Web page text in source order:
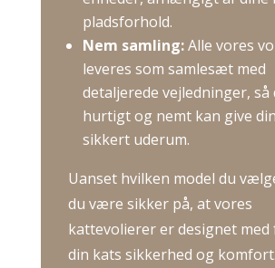
pladsforhold.
Nem samling:Alle vores
leveres som samlesæt med
detaljerede vejledninger, så
hurtigt og nemt kan give
sikkert uderum.
Uanset hvilken model du
du være sikker på, at vores
kattevolierer er designet med
din kats sikkerhed og komfort.